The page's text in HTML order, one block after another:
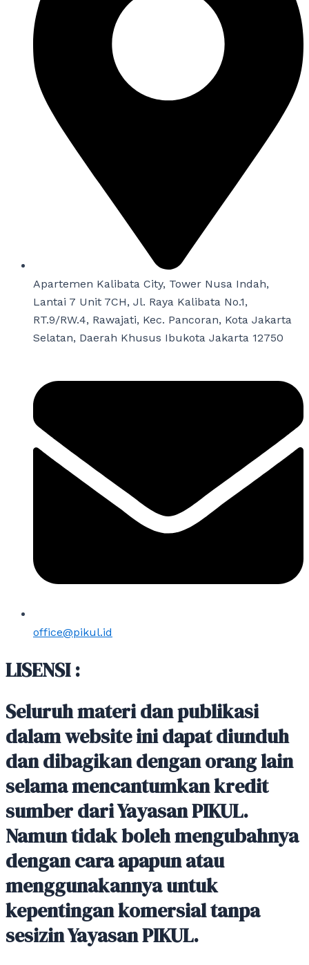
Apartemen Kalibata City, Tower Nusa Indah,
Lantai 7 Unit 7CH, Jl. Raya Kalibata No.1,
RT.9/RW.4, Rawajati, Kec. Pancoran, Kota Jakarta
Selatan, Daerah Khusus Ibukota Jakarta 12750
office@pikul.id
LISENSI :
Seluruh materi dan publikasi
dalam website ini dapat diunduh
dan dibagikan dengan orang lain
selama mencantumkan kredit
sumber dari Yayasan PIKUL.
Namun tidak boleh mengubahnya
dengan cara apapun atau
menggunakannya untuk
kepentingan komersial tanpa
sesizin Yayasan PIKUL.